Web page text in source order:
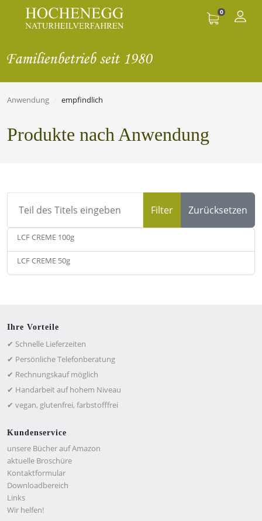
0
Anwendung empfindlich
Produkte nach Anwendung
Filter Zurücksetzen
LCF CREME 100g
LCF CREME 50g
Ihre Vorteile
✔ Schnelle Lieferzeiten
✔ Persönliche Telefonberatung
✔ Rechnungskauf möglich
✔ Handarbeit auf hohem Niveau
✔ vegan, glutenfrei, farbstofffrei
Kundenservice
unsere Bücher auf Amazon
aktuelle Broschüre
Kontaktformular
Downloadbereich
Links
Wir helfen!